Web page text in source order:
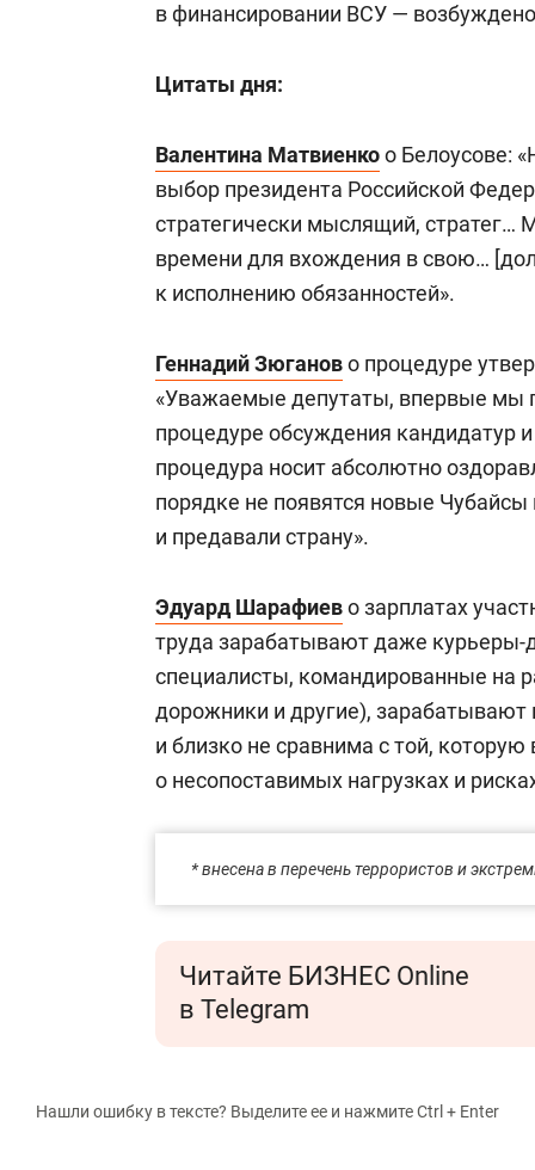
в финансировании ВСУ —
Цитаты дня:
Валентина Матвиенкоо Белоусове:
выбор президента Российской
стратегически мыслящий, стратег…
времени для вхождения в свою…
к исполнению обязанностей».
Геннадий Зюганово процедуре
«Уважаемые депутаты, впервые мы
процедуре обсуждения кандидатур
процедура носит абсолютно
порядке не появятся новые
и предавали страну».
Эдуард Шарафиево зарплатах
труда зарабатывают даже
специалисты, командированные на
дорожники и другие),
и близко не сравнима с той,
о несопоставимых нагрузках и
* внесена в перечень террористов и
Читайте БИЗНЕС Online
в Telegram
Нашли ошибку в тексте? Выделите ее и нажмите Ctrl + Enter